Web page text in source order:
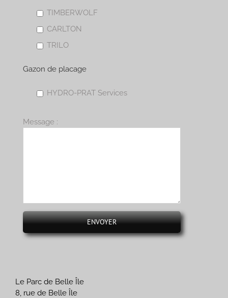
TIMBERWOLF
CARLTON
TRILO
Gazon de placage
HYDRO-PRAT Services
Message :
Le Parc de Belle Île
8, rue de Belle Île